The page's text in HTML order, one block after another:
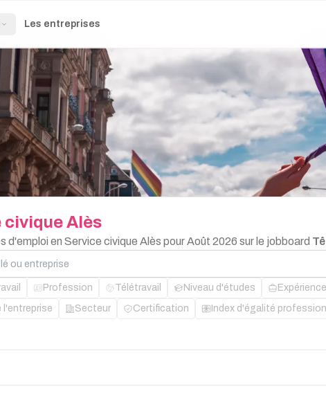
Les entreprises
civiqueAlès
d'emploi en Service civique Alès pour Août 2026 sur le jobboard
entreprise
Profession Télétravail Niveau d'études Expérience
l'entreprise Secteur Certification Index d'égalité